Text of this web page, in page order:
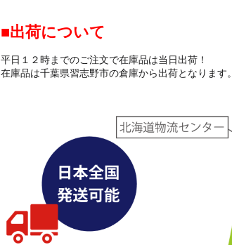
出荷について
平日１２時までのご注文で在庫品は当日出荷！
在庫品は千葉県習志野市の倉庫から出荷となります。